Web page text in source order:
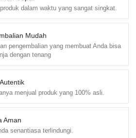
dalam waktu yang sangat singkat.
Mudah
pengembalian yang membuat Anda bisa
dengan tenang
menjual produk yang 100% asli.
Aman
senantiasa terlindungi.